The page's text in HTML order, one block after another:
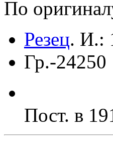
По
Резец. И.:
Гр.-24250
Пост. в